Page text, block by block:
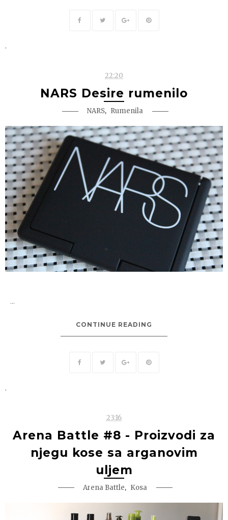
.
22:20
NARS Desire rumenilo
NARS, Rumenila
...
CONTINUE READING
.
23:16
Arena Battle #8 - Proizvodi za
njegu kose sa arganovim
uljem
Arena Battle, Kosa